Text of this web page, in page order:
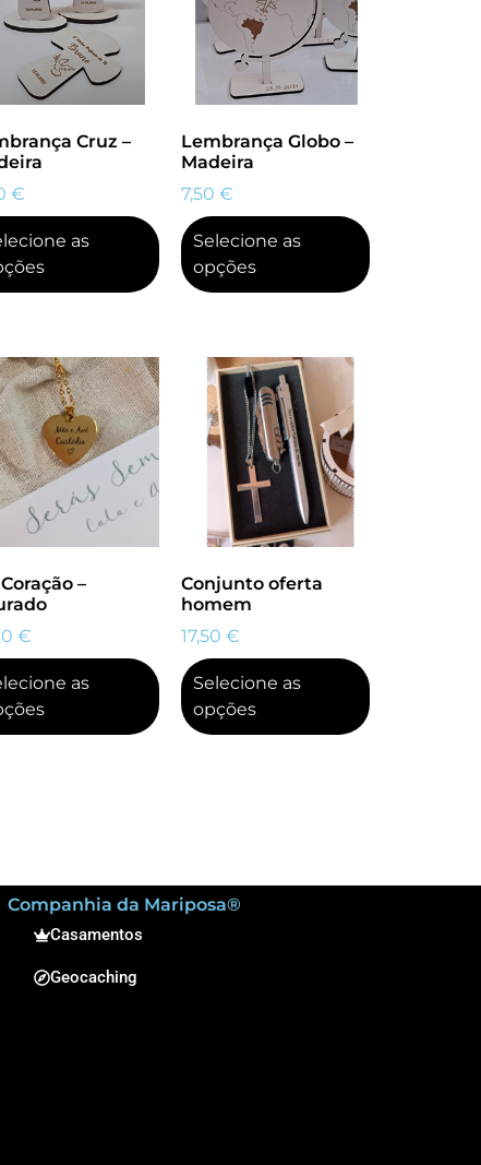
Cruz –
€
as
Lembrança Globo –
Madeira
7,50 €
Selecione as
opções
–
€
as
Conjunto oferta
homem
17,50 €
Selecione as
opções
Companhia da Mariposa®
Casamentos
Geocaching